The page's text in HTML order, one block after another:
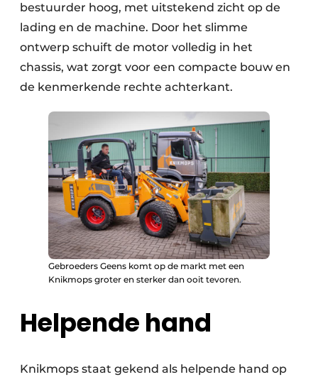
bestuurder hoog, met uitstekend zicht op de
lading en de machine. Door het slimme
ontwerp schuift de motor volledig in het
chassis, wat zorgt voor een compacte bouw en
de kenmerkende rechte achterkant.
Gebroeders Geens komt op de markt met een
Knikmops groter en sterker dan ooit tevoren.
Helpende hand
Knikmops staat gekend als helpende hand op